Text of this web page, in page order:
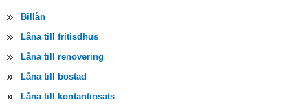
Billån
Låna till fritisdhus
Låna till renovering
Låna till bostad
Låna till kontantinsats